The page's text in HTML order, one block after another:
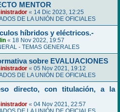
MENTOR
« 14 Dic 2023, 12:25
DE LA UNIÓN DE OFICIALES
híbridos y eléctricos.-
« 18 Nov 2022, 19:57
- TEMAS GENERALES
sobre EVALUACIONES
« 05 Nov 2021, 19:12
DE LA UNIÓN DE OFICIALES
directo, con titulación, a la
« 04 Nov 2021, 22:57